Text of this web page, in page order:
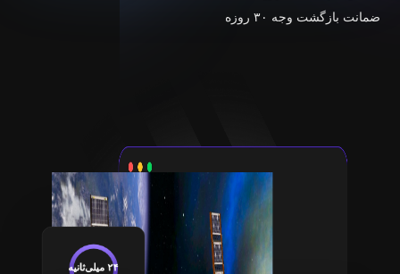
ضمانت بازگشت وجه ۳۰ روزه
۲۴ میلی‌ثانیه